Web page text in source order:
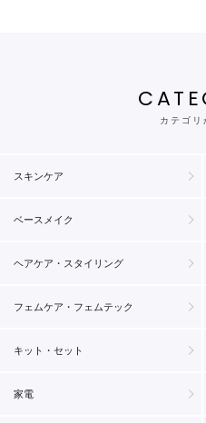
カテゴリ
スキンケア
ベースメイク
ヘアケア・スタイリング
フェムケア・フェムテック
キット・セット
家電